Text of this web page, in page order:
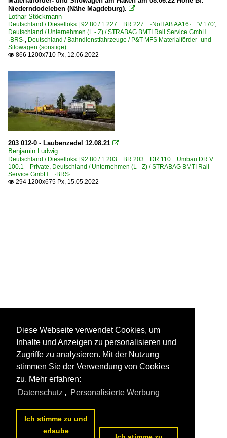
Niederndodeleben (Nähe Magdeburg). 
Lothar Stöckmann
Deutschland / Dieselloks | 92 80 / 1 227 BR 227 ·NoHAB AA16· 'V 170',
Deutschland / Unternehmen (L - Z) / STRABAG BMTI Rail Service GmbH
·BRS·, Deutschland / Bahndienstfahrzeuge / P&T MFS Materialförder- und
Silowagen (sonstige)
 866 1200x710 Px, 12.06.2022
203 012-0 - Laubenzedel 12.08.21 
Benjamin Ludwig
Deutschland / Dieselloks | 92 80 / 1 203 BR 203 DR 110 Umbau DR V
100.1 Private, Deutschland / Unternehmen (L - Z) / STRABAG BMTI Rail
Service GmbH ·BRS·
 294 1200x675 Px, 15.05.2022
Diese Webseite verwendet Cookies, um
Inhalte und Anzeigen zu personalisieren und
Zugriffe zu analysieren. Mit der Nutzung
stimmen Sie der Verwendung von Cookies
zu. Mehr erfahren:
Datenschutz , Personalisierte Werbung
Ich stimme zu und
erlaube